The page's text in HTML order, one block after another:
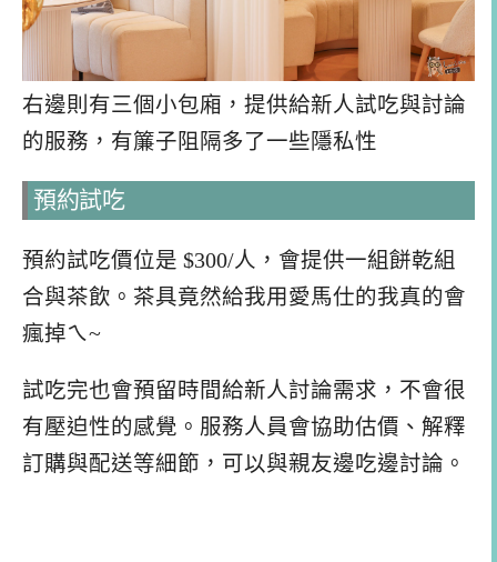
右邊則有三個小包廂，提供給新人試吃與討論
的服務，有簾子阻隔多了一些隱私性
預約試吃
預約試吃價位是 $300/人，會提供一組餅乾組
合與茶飲。茶具竟然給我用愛馬仕的我真的會
瘋掉ㄟ~
試吃完也會預留時間給新人討論需求，不會很
有壓迫性的感覺。服務人員會協助估價、解釋
訂購與配送等細節，可以與親友邊吃邊討論。